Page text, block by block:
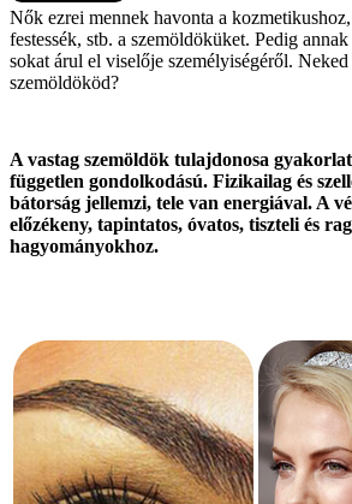
Nők ezrei mennek havonta a
festessék, stb. a szemöldöküket. Pedig
sokat árul el viselője személyiségéről.
szemöldököd?
A vastag szemöldök tulajdonosa
független gondolkodású. Fizikailag és
bátorság jellemzi, tele van energiával. A
előzékeny, tapintatos, óvatos, tiszteli és
hagyományokhoz.